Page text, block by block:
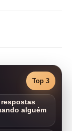
Top 3
respostas
alguém